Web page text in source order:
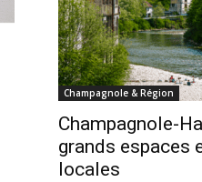
Champagnole & Région
Champagnole-
grands espaces
locales